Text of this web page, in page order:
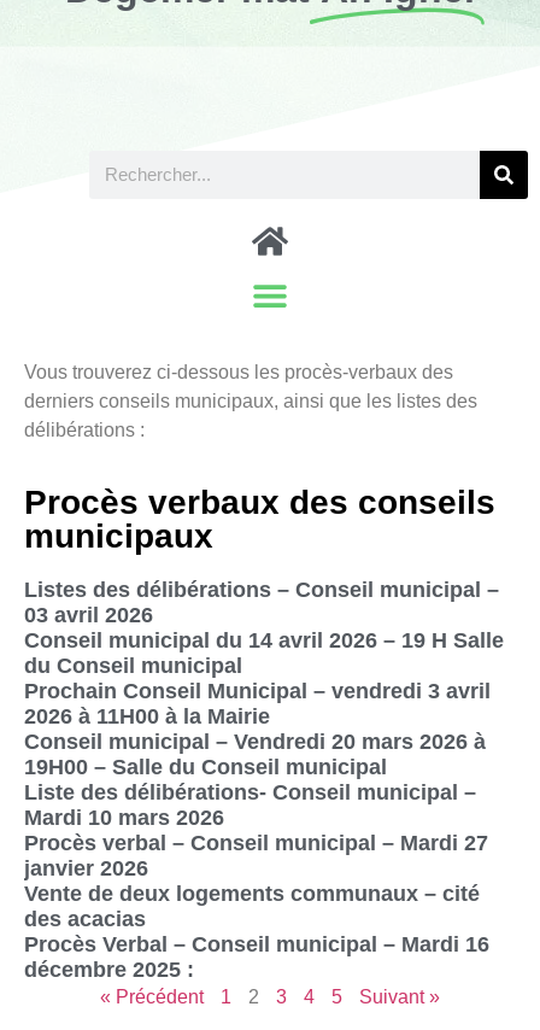
Vous trouverez ci-dessous les procès-verbaux des
derniers conseils municipaux, ainsi que les listes des
délibérations :
Procès verbaux des conseils
municipaux
Listes des délibérations – Conseil municipal –
03 avril 2026
Conseil municipal du 14 avril 2026 – 19 H Salle
du Conseil municipal
Prochain Conseil Municipal – vendredi 3 avril
2026 à 11H00 à la Mairie
Conseil municipal – Vendredi 20 mars 2026 à
19H00 – Salle du Conseil municipal
Liste des délibérations- Conseil municipal –
Mardi 10 mars 2026
Procès verbal – Conseil municipal – Mardi 27
janvier 2026
Vente de deux logements communaux – cité
des acacias
Procès Verbal – Conseil municipal – Mardi 16
décembre 2025 :
« Précédent 1 2 3 4 5 Suivant »